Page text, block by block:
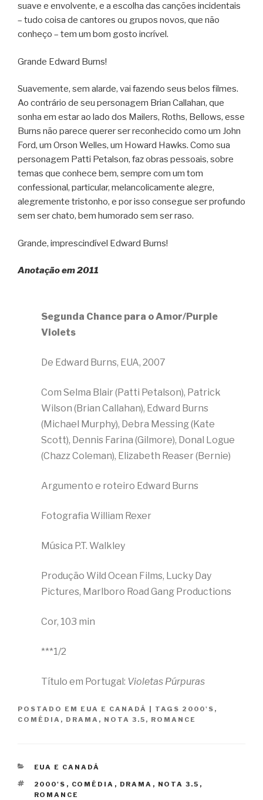
suave e envolvente, e a escolha das canções incidentais
– tudo coisa de cantores ou grupos novos, que não
conheço – tem um bom gosto incrível.
Grande Edward Burns!
Suavemente, sem alarde, vai fazendo seus belos filmes.
Ao contrário de seu personagem Brian Callahan, que
sonha em estar ao lado dos Mailers, Roths, Bellows, esse
Burns não parece querer ser reconhecido como um John
Ford, um Orson Welles, um Howard Hawks. Como sua
personagem Patti Petalson, faz obras pessoais, sobre
temas que conhece bem, sempre com um tom
confessional, particular, melancolicamente alegre,
alegremente tristonho, e por isso consegue ser profundo
sem ser chato, bem humorado sem ser raso.
Grande, imprescindível Edward Burns!
Anotação em 2011
Segunda Chance para o Amor/Purple
Violets
De Edward Burns, EUA, 2007
Com Selma Blair (Patti Petalson), Patrick
Wilson (Brian Callahan), Edward Burns
(Michael Murphy), Debra Messing (Kate
Scott), Dennis Farina (Gilmore), Donal Logue
(Chazz Coleman), Elizabeth Reaser (Bernie)
Argumento e roteiro Edward Burns
Fotografia William Rexer
Música P.T. Walkley
Produção Wild Ocean Films, Lucky Day
Pictures, Marlboro Road Gang Productions
Cor, 103 min
***1/2
Título em Portugal: Violetas Púrpuras
POSTADO EM EUA E CANADÁ | TAGS 2000'S ,
COMÉDIA , DRAMA , NOTA 3.5 , ROMANCE
CATEGORIAS
EUA E CANADÁ
TAGS
2000'S , COMÉDIA , DRAMA , NOTA 3.5 ,
ROMANCE